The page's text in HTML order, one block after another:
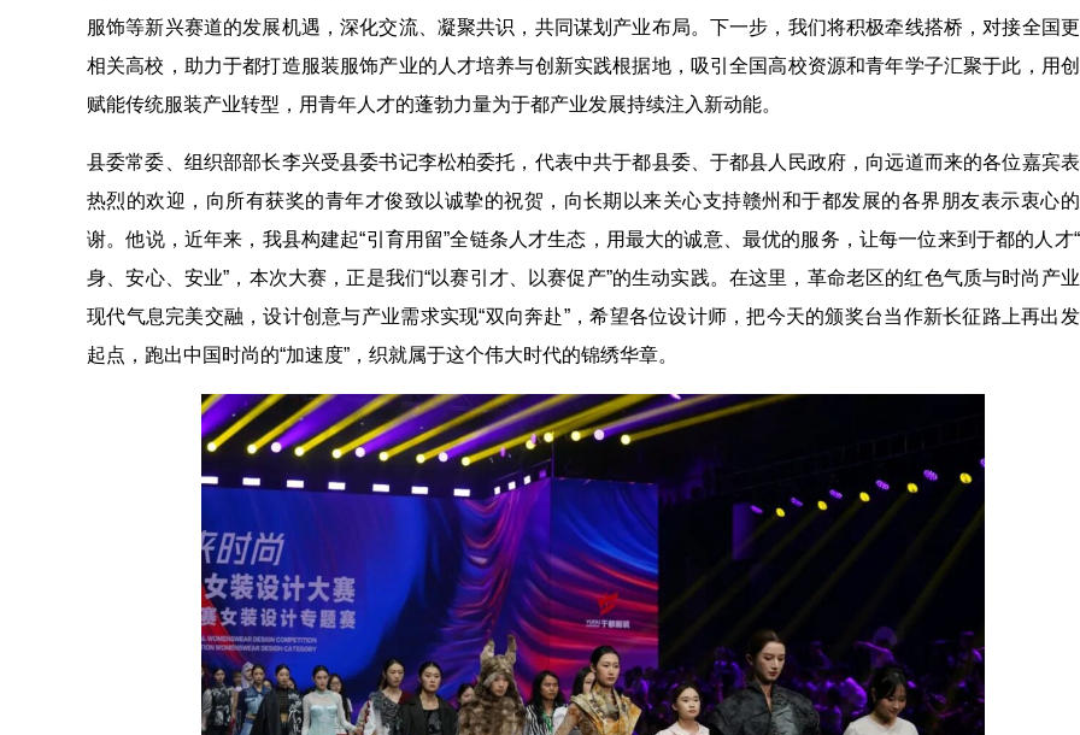
服饰等新兴赛道的发展机遇，深化交流、凝聚共识，共同谋划产业布局。下一步，我们将积极牵线搭桥，对接全国
相关高校，助力于都打造服装服饰产业的人才培养与创新实践根据地，吸引全国高校资源和青年学子汇聚于此，用
赋能传统服装产业转型，用青年人才的蓬勃力量为于都产业发展持续注入新动能。
县委常委、组织部部长李兴受县委书记李松柏委托，代表中共于都县委、于都县人民政府，向远道而来的各位嘉宾
热烈的欢迎，向所有获奖的青年才俊致以诚挚的祝贺，向长期以来关心支持赣州和于都发展的各界朋友表示衷心
谢。他说，近年来，我县构建起“引育用留”全链条人才生态，用最大的诚意、最优的服务，让每一位来到于都的人才
身、安心、安业”，本次大赛，正是我们“以赛引才、以赛促产”的生动实践。在这里，革命老区的红色气质与时尚产
现代气息完美交融，设计创意与产业需求实现“双向奔赴”，希望各位设计师，把今天的颁奖台当作新长征路上再出
起点，跑出中国时尚的“加速度”，织就属于这个伟大时代的锦绣华章。